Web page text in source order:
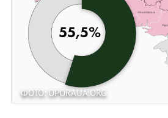
ФОТО: OPORAUA.ORG